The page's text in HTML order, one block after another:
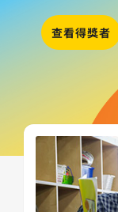
查看得獎者